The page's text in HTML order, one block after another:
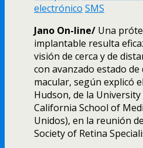
electrónico SMS
Jano On-line/ Una
implantable resulta
visión de cerca y de
con avanzado estado
macular, según explicó
Hudson, de la
California School of
Unidos), en la reunión
Society of Retina